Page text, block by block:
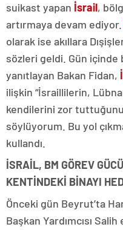
suikast yapan İsrail,
artırmaya devam ediyor.
olarak ise akıllara
sözleri geldi. Gün içinde
yanıtlayan Bakan Fidan,
ilişkin “İsraillilerin,
kendilerini zor
söylüyorum. Bu yol
kullandı.
İSRAİL, BM GÖREV
KENTİNDEKİ BİNAYI
Önceki gün Beyrut’ta
Başkan Yardımcısı